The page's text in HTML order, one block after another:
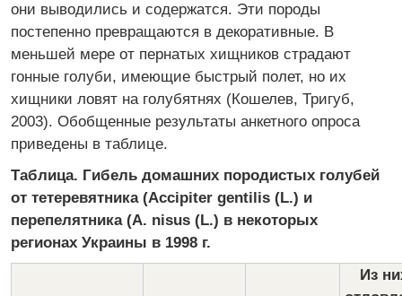
они выводились и содержатся. Эти породы
постепенно превращаются в декоративные. В
меньшей мере от пернатых хищников страдают
гонные голуби, имеющие быстрый полет, но их
хищники ловят на голубятнях (Кошелев, Тригуб,
2003). Обобщенные результаты анкетного опроса
приведены в таблице.
Таблица. Гибель домашних породистых голубей
от тетеревятника (Accipiter gentilis (L.) и
перепелятника (A. nisus (L.) в некоторых
регионах Украины в 1998 г.
Из